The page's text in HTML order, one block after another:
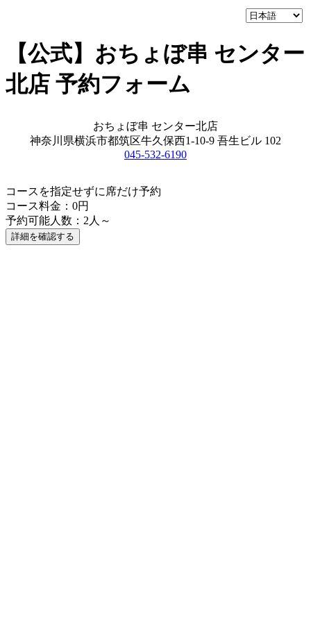
【公式】おちょぼ串 センター
北店 予約フォーム
おちょぼ串 センター北店
神奈川県横浜市都筑区牛久保西1-10-9 吾生ビル 102
045-532-6190
コースを指定せずに席だけ予約
コース料金：0円
予約可能人数：2人～
詳細を確認する